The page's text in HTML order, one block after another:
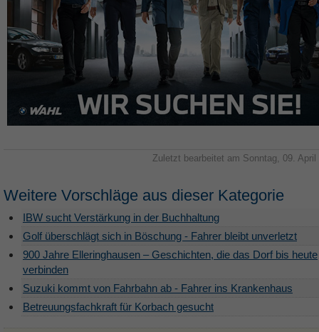
Zuletzt bearbeitet am Sonntag, 09. April
Weitere Vorschläge aus dieser Kategorie
IBW sucht Verstärkung in der Buchhaltung
Golf überschlägt sich in Böschung - Fahrer bleibt unverletzt
900 Jahre Elleringhausen – Geschichten, die das Dorf bis heute
verbinden
Suzuki kommt von Fahrbahn ab - Fahrer ins Krankenhaus
Betreuungsfachkraft für Korbach gesucht